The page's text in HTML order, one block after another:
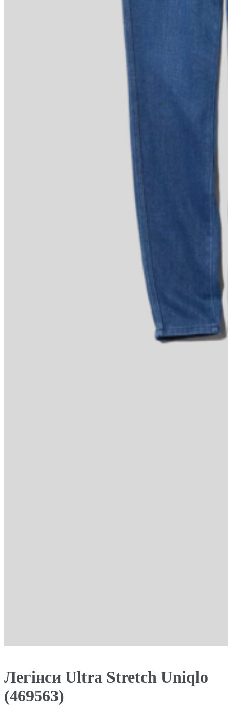
Легінси Ultra Stretch Uniqlo
(469563)